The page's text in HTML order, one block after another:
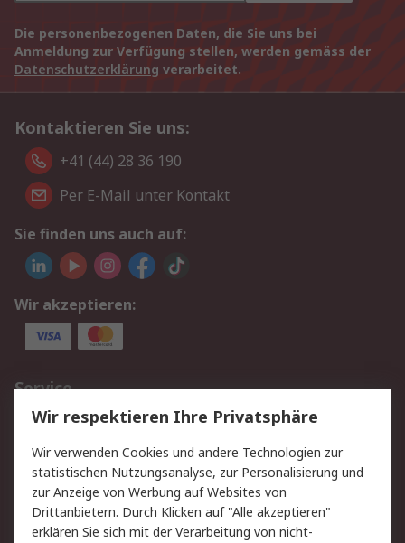
Die personenbezogenen Daten, die Sie uns bei
Anmeldung zur Verfügung stellen, werden gemäss der
Datenschutzerklärung verarbeitet.
Kontaktieren Sie uns:
+41 (44) 28 36 190
Per E-Mail unter Kontakt
Sie finden uns auch auf:
Wir akzeptieren:
Service
Value Added Services
Lieferlösungen
Rücksendungen
Kontakt
Hilfe
Rechtliches
Wir respektieren Ihre Privatsphäre
Wir verwenden Cookies und andere Technologien zur
statistischen Nutzungsanalyse, zur Personalisierung und
zur Anzeige von Werbung auf Websites von
Drittanbietern. Durch Klicken auf "Alle akzeptieren"
erklären Sie sich mit der Verarbeitung von nicht-